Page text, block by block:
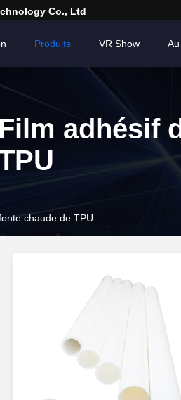
Co., Ltd
Produits VR Show
Film adhésif
chaude de TPU